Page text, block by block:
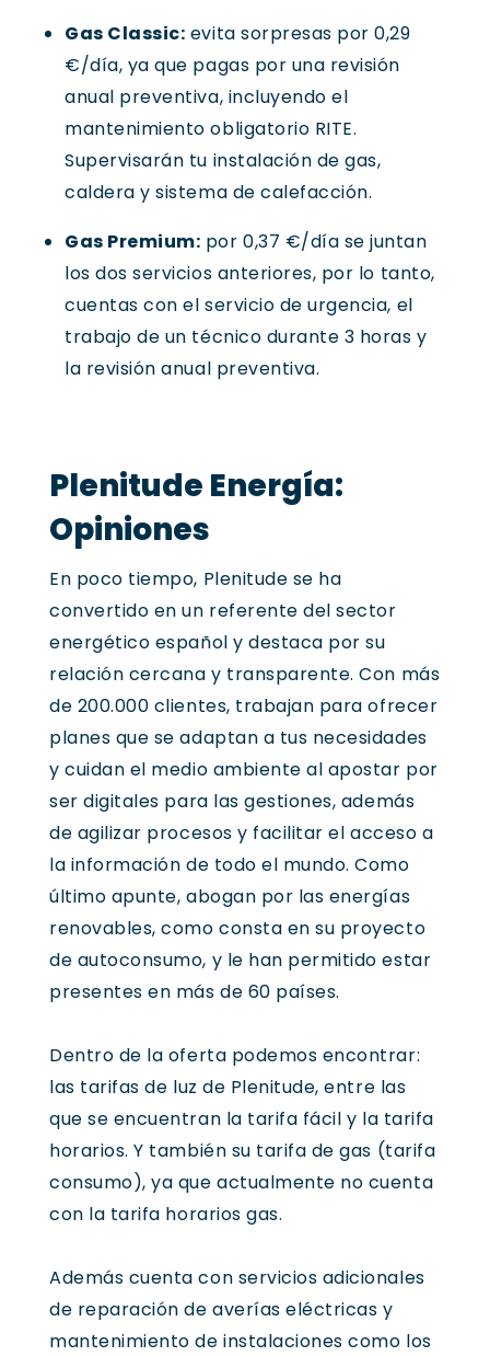
Gas Classic: evita sorpresas por 0,29
€/día, ya que pagas por una revisión
anual preventiva, incluyendo el
mantenimiento obligatorio RITE.
Supervisarán tu instalación de gas,
caldera y sistema de calefacción.
Gas Premium: por 0,37 €/día se juntan
los dos servicios anteriores, por lo tanto,
cuentas con el servicio de urgencia, el
trabajo de un técnico durante 3 horas y
la revisión anual preventiva.
Plenitude Energía:
Opiniones
En poco tiempo, Plenitude se ha
convertido en un referente del sector
energético español y destaca por su
relación cercana y transparente. Con más
de 200.000 clientes, trabajan para ofrecer
planes que se adaptan a tus necesidades
y cuidan el medio ambiente al apostar por
ser digitales para las gestiones, además
de agilizar procesos y facilitar el acceso a
la información de todo el mundo. Como
último apunte, abogan por las energías
renovables, como consta en su proyecto
de autoconsumo, y le han permitido estar
presentes en más de 60 países.
Dentro de la oferta podemos encontrar:
las tarifas de luz de Plenitude, entre las
que se encuentran la tarifa fácil y la tarifa
horarios. Y también su tarifa de gas (tarifa
consumo), ya que actualmente no cuenta
con la tarifa horarios gas.
Además cuenta con servicios adicionales
de reparación de averías eléctricas y
mantenimiento de instalaciones como los